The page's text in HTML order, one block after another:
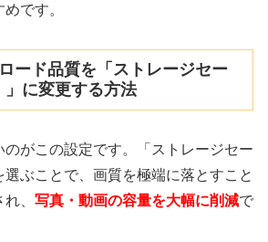
です。
ード品質を「ストレージセー
に変更する方法
のがこの設定です。「ストレージセー
ぶことで、画質を極端に落とすこと
、 写真・動画の容量を大幅に削減で